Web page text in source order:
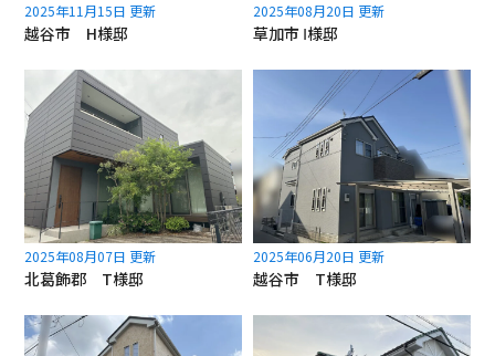
2025年11月15日 更新
越谷市 H様邸
2025年08月20日 更新
草加市 Ⅰ様邸
2025年08月07日 更新
北葛飾郡 T様邸
2025年06月20日 更新
越谷市 T様邸